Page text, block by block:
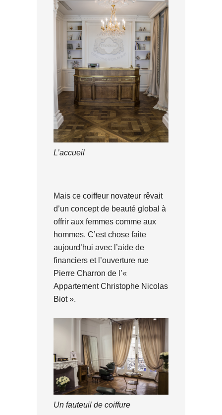
L’accueil
Mais ce coiffeur novateur rêvait
d’un concept de beauté global à
offrir aux femmes comme aux
hommes. C’est chose faite
aujourd’hui avec l’aide de
financiers et l’ouverture rue
Pierre Charron de l’«
Appartement Christophe Nicolas
Biot ».
Un fauteuil de coiffure